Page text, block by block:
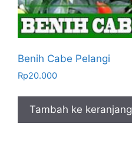
Benih Cabe Pelangi
Rp20.000
Tambah ke keranjang